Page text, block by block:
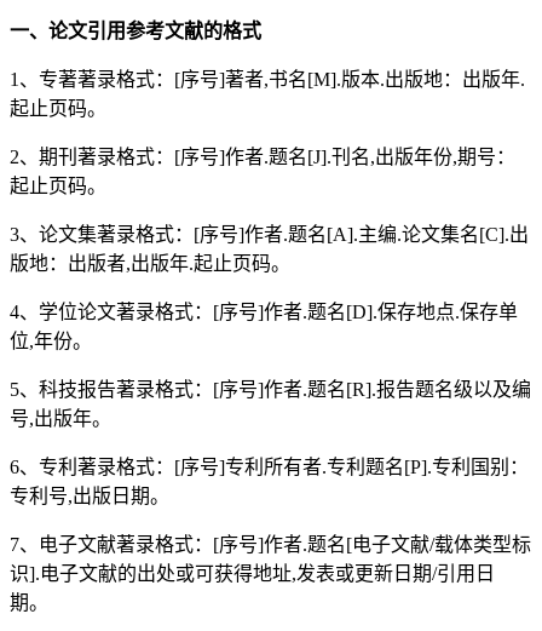
一、论文引用参考文献的格式
1、专著著录格式：[序号]著者,书名[M].版本.出版地：出版年.
起止页码。
2、期刊著录格式：[序号]作者.题名[J].刊名,出版年份,期号：
起止页码。
3、论文集著录格式：[序号]作者.题名[A].主编.论文集名[C].出
版地：出版者,出版年.起止页码。
4、学位论文著录格式：[序号]作者.题名[D].保存地点.保存单
位,年份。
5、科技报告著录格式：[序号]作者.题名[R].报告题名级以及编
号,出版年。
6、专利著录格式：[序号]专利所有者.专利题名[P].专利国别：
专利号,出版日期。
7、电子文献著录格式：[序号]作者.题名[电子文献/载体类型标
识].电子文献的出处或可获得地址,发表或更新日期/引用日
期。